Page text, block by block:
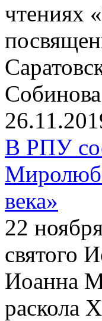
чтениях
Собинова
В РПУ
века»
22
святого
Иоанна
раскола